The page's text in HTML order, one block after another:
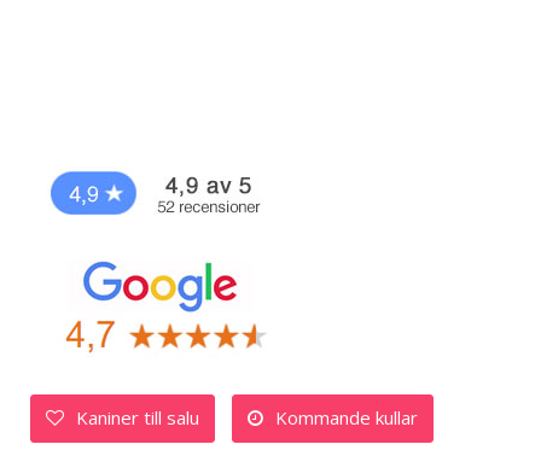
Kaniner till salu Kommande kullar